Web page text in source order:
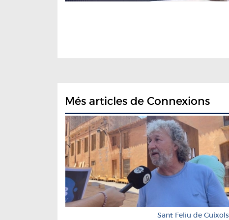
Més articles de Connexions
Sant Feliu de Guíxols